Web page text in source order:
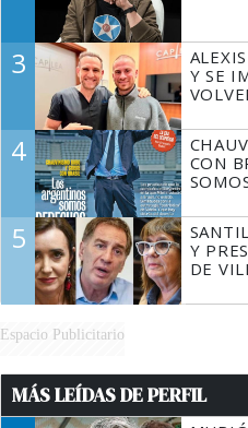
3
Y SE
4
CON
5
Y
DE
Espacio Publicitario
MÁS LEÍDAS DE PERFIL